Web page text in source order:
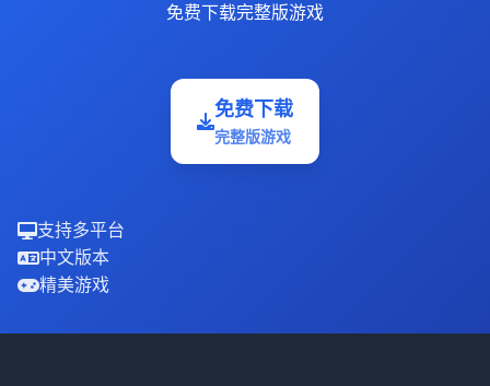
免费下载完整版游戏
免费下载
完整版游戏
支持多平台
中文版本
精美游戏